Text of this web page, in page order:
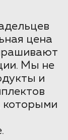
цена
Мы не
и
которыми